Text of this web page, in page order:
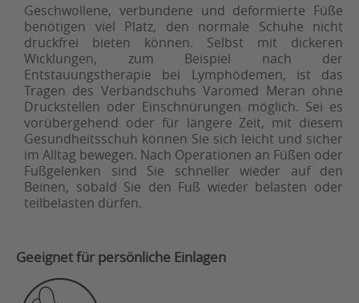
Geschwollene, verbundene und deformierte Füße
benötigen viel Platz, den normale Schuhe nicht
druckfrei bieten können. Selbst mit dickeren
Wicklungen, zum Beispiel nach der
Entstauungstherapie bei Lymphödemen, ist das
Tragen des Verbandschuhs Varomed Meran ohne
Druckstellen oder Einschnürungen möglich. Sei es
vorübergehend oder für längere Zeit, mit diesem
Gesundheitsschuh können Sie sich leicht und sicher
im Alltag bewegen. Nach Operationen an Füßen oder
Fußgelenken sind Sie schneller wieder auf den
Beinen, sobald Sie den Fuß wieder belasten oder
teilbelasten dürfen.
Geeignet für persönliche Einlagen